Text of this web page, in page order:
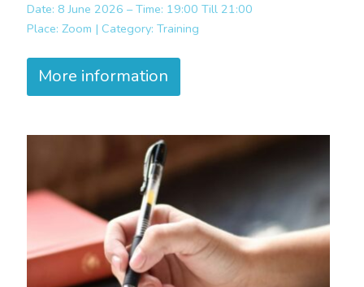
Date: 8 June 2026 – Time: 19:00 Till 21:00
Place: Zoom | Category: Training
More information